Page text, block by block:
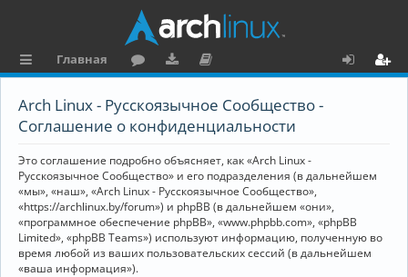
ы
к
и
Главная
ру
ру
и
ку
е
н
та
ц
Arch Linux - Русскоязычное Сообщество -
Соглашение о конфиденциальности
Это соглашение подробно объясняет, как «Arch Linux -
Русскоязычное Сообщество» и его подразделения (в дальнейшем
«мы», «наш», «Arch Linux - Русскоязычное Сообщество»,
«https://archlinux.by/forum») и phpBB (в дальнейшем «они»,
«программное обеспечение phpBB», «www.phpbb.com», «phpBB
Limited», «phpBB Teams») используют информацию, полученную во
время любой из ваших пользовательских сессий (в дальнейшем
«ваша информация»).